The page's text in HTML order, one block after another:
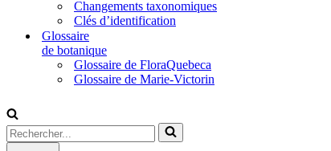
Changements taxonomiques
Clés d’identification
Glossaire
de botanique
Glossaire de FloraQuebeca
Glossaire de Marie-Victorin
Rechercher...